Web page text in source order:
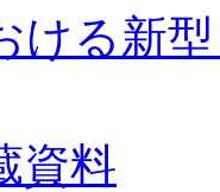
ける新
資料